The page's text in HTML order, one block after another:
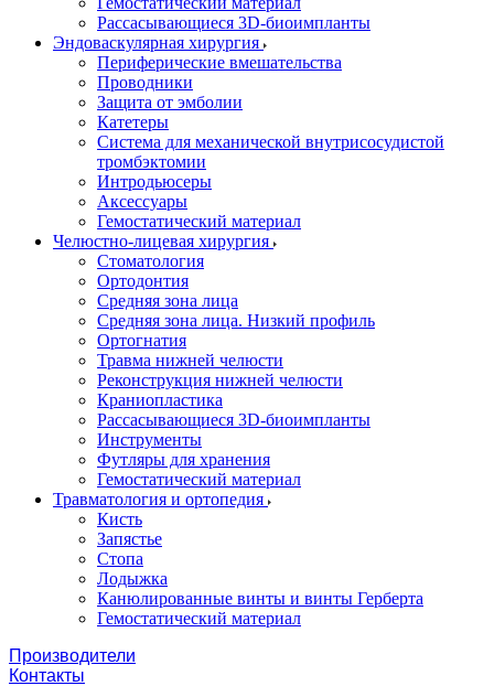
Рассасывающиеся 3D-биоимпланты
Эндоваскулярная хирургия
Периферические вмешательства
Проводники
Защита от эмболии
Катетеры
Система для механической внутрисосудистой
тромбэктомии
Интродьюсеры
Аксессуары
Гемостатический материал
Челюстно-лицевая хирургия
Стоматология
Ортодонтия
Средняя зона лица
Средняя зона лица. Низкий профиль
Ортогнатия
Травма нижней челюсти
Реконструкция нижней челюсти
Краниопластика
Рассасывающиеся 3D-биоимпланты
Инструменты
Футляры для хранения
Гемостатический материал
Травматология и ортопедия
Кисть
Запястье
Стопа
Лодыжка
Канюлированные винты и винты Герберта
Гемостатический материал
Производители
Контакты